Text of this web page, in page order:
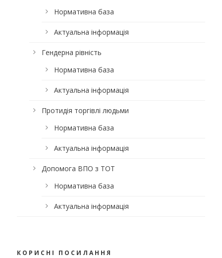
Нормативна база
Актуальна інформація
Гендерна рівність
Нормативна база
Актуальна інформація
Протидія торгівлі людьми
Нормативна база
Актуальна інформація
Допомога ВПО з ТОТ
Нормативна база
Актуальна інформація
КОРИСНІ ПОСИЛАННЯ